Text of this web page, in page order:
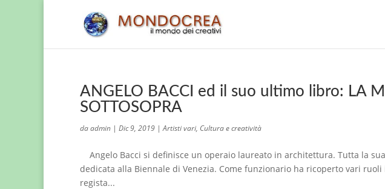
ANGELO BACCI ed il suo ultimo libro: LA
SOTTOSOPRA
daadmin | Dic 9, 2019 |Artisti vari, Cultura e creatività
Angelo Bacci si definisce un operaio laureato in architettura. Tutta la
dedicata alla Biennale di Venezia. Come funzionario ha ricoperto vari
regista...